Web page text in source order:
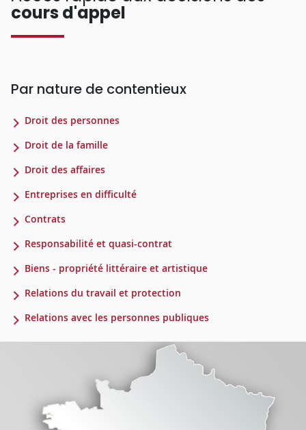
cours d'appel
Par nature de contentieux
Droit des personnes
Droit de la famille
Droit des affaires
Entreprises en difficulté
Contrats
Responsabilité et quasi-contrat
Biens - propriété littéraire et artistique
Relations du travail et protection
Relations avec les personnes publiques